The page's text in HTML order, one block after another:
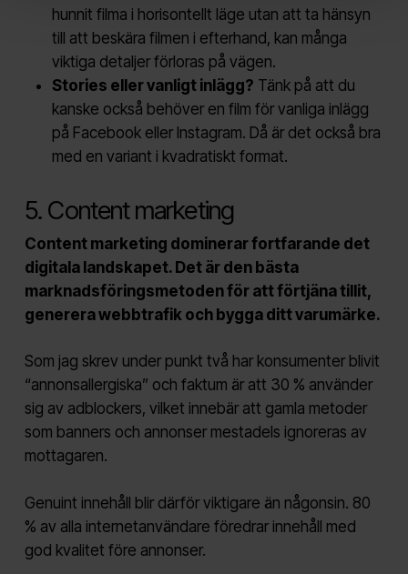
hunnit filma i horisontellt läge utan att ta hänsyn
till att beskära filmen i efterhand, kan många
viktiga detaljer förloras på vägen.
Stories eller vanligt inlägg? Tänk på att du
kanske också behöver en film för vanliga inlägg
på Facebook eller Instagram. Då är det också bra
med en variant i kvadratiskt format.
5. Content marketing
Content marketing dominerar fortfarande det
digitala landskapet. Det är den bästa
marknadsföringsmetoden för att förtjäna tillit,
generera webbtrafik och bygga ditt varumärke.
Som jag skrev under punkt två har konsumenter blivit
“annonsallergiska” och faktum är att 30 % använder
sig av adblockers, vilket innebär att gamla metoder
som banners och annonser mestadels ignoreras av
mottagaren.
Genuint innehåll blir därför viktigare än någonsin. 80
% av alla internetanvändare föredrar innehåll med
god kvalitet före annonser.